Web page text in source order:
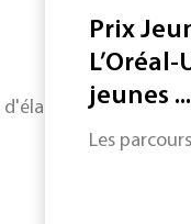
la palette
Prix
L’Oréal-
jeunes ...
Les